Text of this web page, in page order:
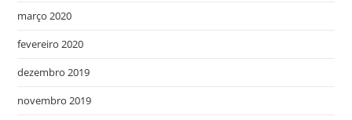
março 2020
fevereiro 2020
dezembro 2019
novembro 2019